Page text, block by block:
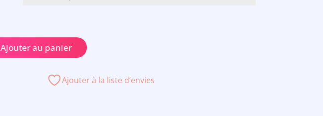
Ajouter au panier
Ajouter à la liste d’envies